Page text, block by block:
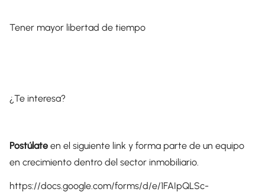
Tener mayor libertad de tiempo
¿Te interesa?
Postúlate en el siguiente link y forma parte de un equipo
en crecimiento dentro del sector inmobiliario.
https://docs.google.com/forms/d/e/1FAIpQLSc-